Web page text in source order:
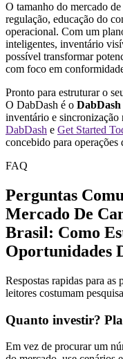
O tamanho do mercado
regulação, educação do
operacional. Com um
inteligentes, inventário
possível transformar
com foco em
Pronto para estruturar o
O DabDash é o
inventário e sincronização
DabDash e Get Started
concebido para operações
FAQ
Perguntas
Mercado De
Brasil: Como
Oportunidades
Respostas rapidas para as
leitores costumam
Quanto investir?
Em vez de procurar um